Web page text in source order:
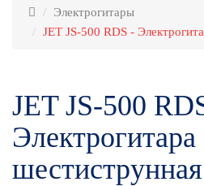
Электрогитары
JET JS-500 RDS -
JET JS-500
Электрогитара
шестиструнная